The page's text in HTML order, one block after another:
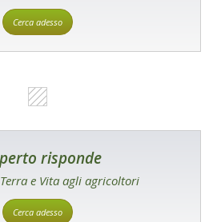
Cerca adesso
risponde
e Vita agli agricoltori
Cerca adesso